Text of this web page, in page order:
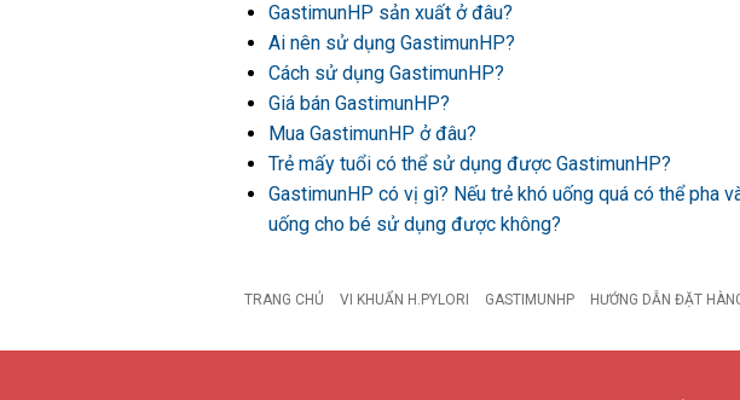
GastimunHP sản xuất ở đâu?
Ai nên sử dụng GastimunHP?
Cách sử dụng GastimunHP?
Giá bán GastimunHP?
Mua GastimunHP ở đâu?
Trẻ mấy tuổi có thể sử dụng được GastimunHP?
GastimunHP có vị gì? Nếu trẻ khó uống quá có thể pha
uống cho bé sử dụng được không?
TRANG CHỦ VI KHUẨN H.PYLORI GASTIMUNHP HƯỚNG DẪN ĐẶT